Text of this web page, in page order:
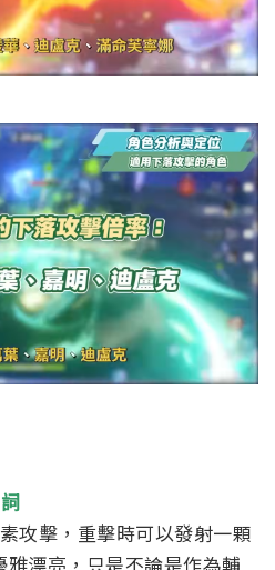
攻擊，重擊時可以發射一顆
漂亮，只是不論是作為輔